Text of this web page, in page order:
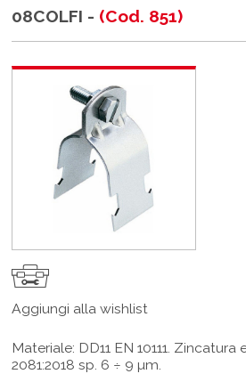
08COLFI - (Cod. 851)
Aggiungi alla wishlist
Materiale: DD11 EN 10111.
2081:2018 sp. 6 ÷ 9 µm.